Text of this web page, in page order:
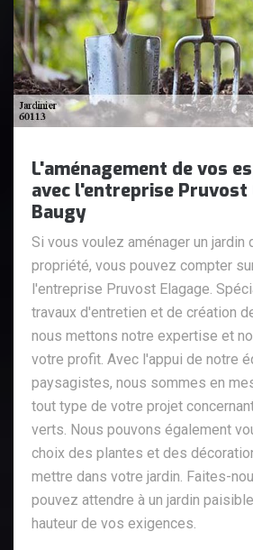
L'aménagement de vos
avec l'entreprise Pruvost
Baugy
Si vous voulez aménager un jardin
propriété, vous pouvez compter
l'entreprise Pruvost Elagage.
travaux d'entretien et de création
nous mettons notre expertise et
votre profit. Avec l'appui de notre
paysagistes, nous sommes en
tout type de votre projet
verts. Nous pouvons également
choix des plantes et des
mettre dans votre jardin. Faites-
pouvez attendre à un jardin
hauteur de vos exigences.